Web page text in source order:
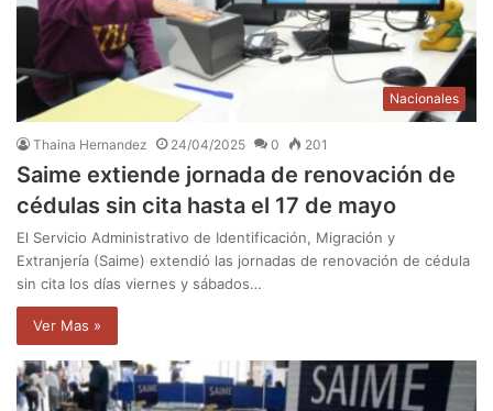
Nacionales
Thaina Hernandez 24/04/2025 0 201
Saime extiende jornada de renovación de
cédulas sin cita hasta el 17 de mayo
El Servicio Administrativo de Identificación, Migración y
Extranjería (Saime) extendió las jornadas de renovación de cédula
sin cita los días viernes y sábados…
Ver Mas »